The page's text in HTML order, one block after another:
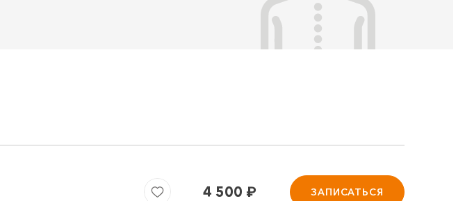
4 500 ₽ ЗАПИСАТЬСЯ